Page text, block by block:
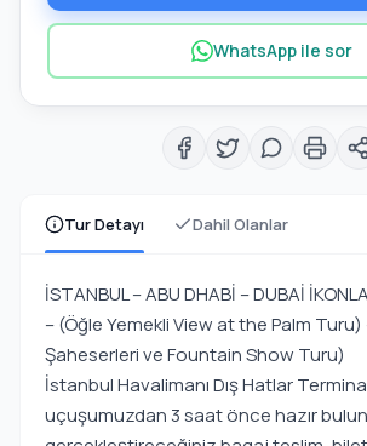
Tur Detayı Dahil Olanlar
İSTANBUL – ABU DHABİ – DUBAİ
– (Öğle Yemekli View at the Palm Turu)
Şaheserleri ve Fountain Show Turu)
İstanbul Havalimanı Dış Hatlar
uçuşumuzdan 3 saat önce hazır
WhatsApp ile sor